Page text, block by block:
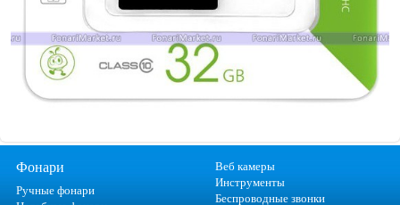
Фонари
Ручные фонари
Веб камеры
Инструменты
Беспроводные звонки